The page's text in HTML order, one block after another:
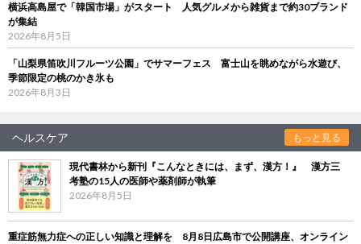
横浜高島屋で「韓国市場」がスタート 人気グルメから雑貨まで約30ブランド
が集結
2026年8月5日
「山梨県笛吹川フルーツ公園」でサマーフェス 富士山を眺めながら水遊び、
季節限定の桃のかき氷も
2026年8月3日
ヘルスケア もっと見る
現代書林から新刊『こんなときには、まず、漢方！』 漢方三
考塾の15人の医師や薬剤師が執筆
2026年8月5日
重症筋無力症への正しい知識と理解を 8月8日広島市で公開講座、オンライン